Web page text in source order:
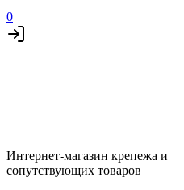
0
Интернет-магазин крепежа и
сопутствующих товаров